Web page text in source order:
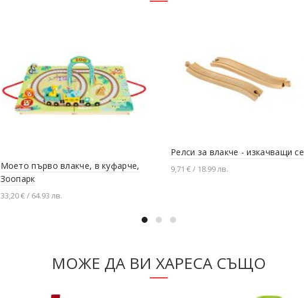
Моето първо влакче, в куфарче,
Зоопарк
33,20 € / 64.93 лв.
Релси за влакче - изкачващи се
9,71 € / 18.99 лв.
МОЖЕ ДА ВИ ХАРЕСА СЪЩО